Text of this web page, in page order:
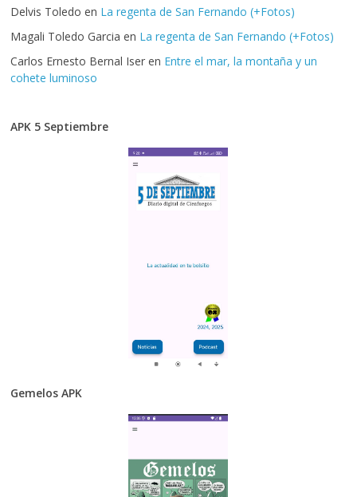
Delvis Toledo en La regenta de San Fernando (+Fotos)
Magali Toledo Garcia en La regenta de San Fernando (+Fotos)
Carlos Ernesto Bernal Iser en Entre el mar, la montaña y un
cohete luminoso
APK 5 Septiembre
Gemelos APK